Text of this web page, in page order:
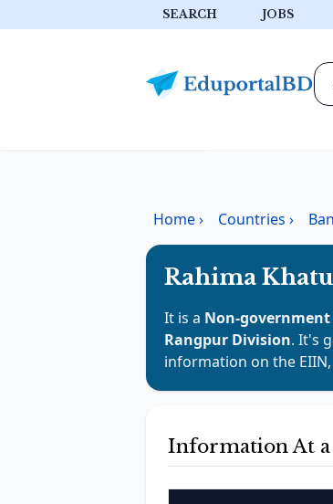
SEARCH JOBS
Home› Countries ›
Rahima
It is a Non-government
Rangpur Division. It's
information on the
Information At a